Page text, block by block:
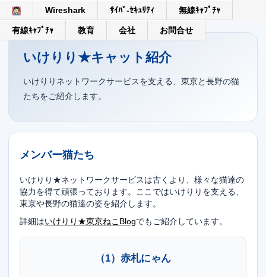
Wireshark ｻｲﾊﾞ-ｾｷｭﾘﾃｨ 無線ｷｬﾌﾟﾁｬ
有線ｷｬﾌﾟﾁｬ 教育 会社 お問合せ
いけりり★キャット紹介
いけりりネットワークサービスを支える、東京と長野の猫
たちをご紹介します。
メンバー猫たち
いけりり★ネットワークサービスは古くより、様々な猫達の
協力を得て頑張っております。ここではいけりりを支える、
東京や長野の猫達の姿を紹介します。
詳細はいけりり★東京ねこBlogでもご紹介しています。
（1）赤札にゃん